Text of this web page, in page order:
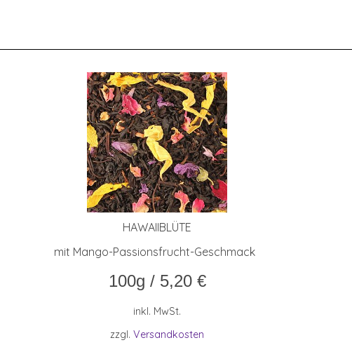
HAWAII­BLÜ­TE
mit Mango-Passionsfrucht-Geschmack
100g / 5,20 €
inkl. MwSt.
zzgl. Versandkosten